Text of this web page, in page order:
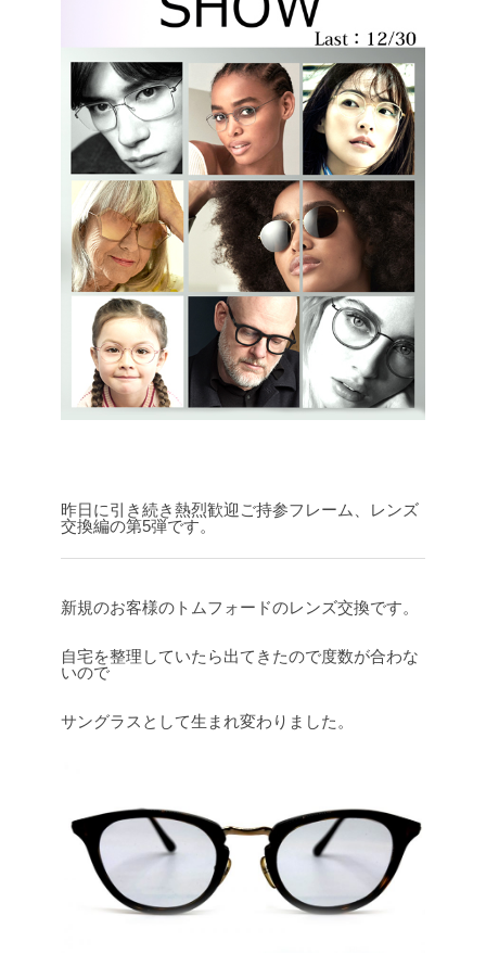
昨日に引き続き熱烈歓迎ご持参フレーム、レンズ
交換編の第5弾です。
新規のお客様のトムフォードのレンズ交換です。
自宅を整理していたら出てきたので度数が合わな
いので
サングラスとして生まれ変わりました。